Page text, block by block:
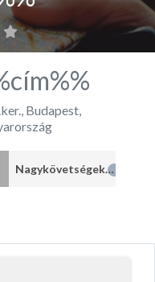
, Budapest,
Nagykövetségek